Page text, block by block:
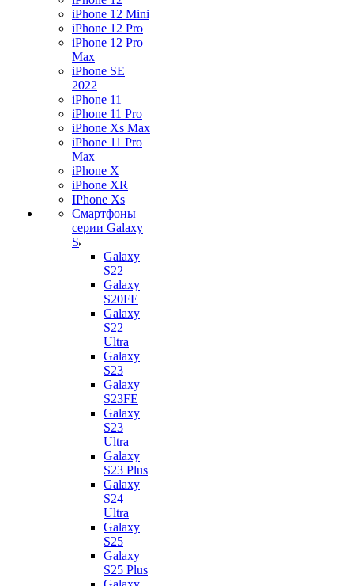
iPhone 12 Mini
iPhone 12 Pro
iPhone 12 Pro
Max
iPhone SE
2022
iPhone 11
iPhone 11 Pro
iPhone Xs Max
iPhone 11 Pro
Max
iPhone X
iPhone XR
IPhone Xs
Смартфоны
серии Galaxy
S
Galaxy
S22
Galaxy
S20FE
Galaxy
S22
Ultra
Galaxy
S23
Galaxy
S23FE
Galaxy
S23
Ultra
Galaxy
S23 Plus
Galaxy
S24
Ultra
Galaxy
S25
Galaxy
S25 Plus